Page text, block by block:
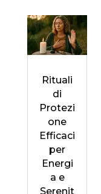
Rituali
di
Protezi
one
Efficaci
per
Energi
a e
Serenit